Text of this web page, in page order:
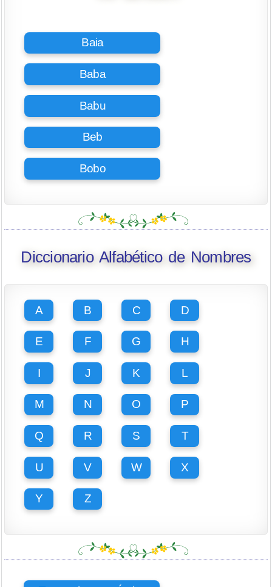
Baia
Baba
Babu
Beb
Bobo
Diccionario Alfabético de Nombres
A B C D
E F G H
I J K L
M N O P
Q R S T
U V W X
Y Z